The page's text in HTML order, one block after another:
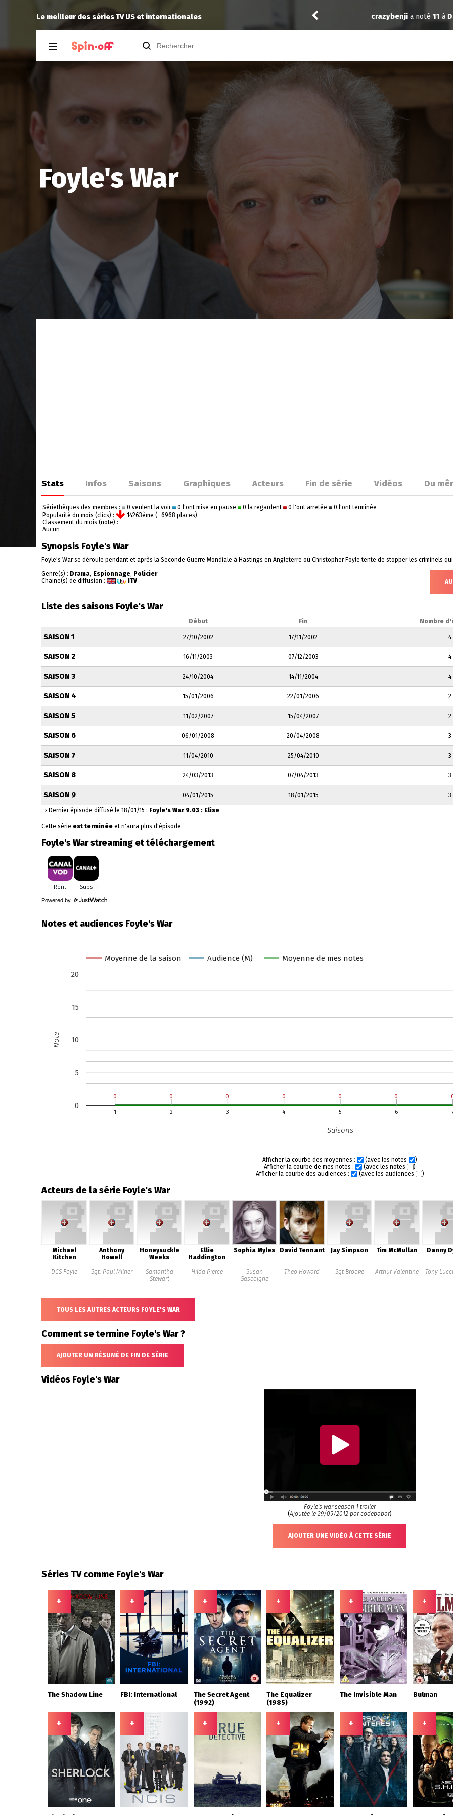
Le meilleur des séries TV US et internationales
Vic24a noté 13àThe Best Immigrant 1.02 crazybenjia noté11à
Foyle's War
Stats Infos Saisons Graphiques Acteurs Fin de série Vidéos Du
Sériethèques des membres : 0 veulent la voir 0 l'ont mise en pause 0 la regardent 0 l'ont arretée
0 l'ont terminée
Popularité du mois (clics) :
14263ème (- 6968 places)
Classement du mois (note) :
Aucun
Synopsis Foyle's War
Foyle's War se déroule pendant et après la Seconde Guerre Mondiale à Hastings en Angleterre où Christopher Foyle tente de stopper les criminels
Genre(s) : Drama, Espionnage, Policier
Chaine(s) de diffusion :
ITV
Liste des saisons Foyle's War
Début Fin Nombre
SAISON 1 27/10/2002 17/11/2002 4
SAISON 2 16/11/2003 07/12/2003 4
SAISON 3 24/10/2004 14/11/2004 4
SAISON 4 15/01/2006 22/01/2006 2
SAISON 5 11/02/2007 15/04/2007 2
SAISON 6 06/01/2008 20/04/2008 3
SAISON 7 11/04/2010 25/04/2010 3
SAISON 8 24/03/2013 07/04/2013 3
SAISON 9 04/01/2015 18/01/2015 3
› Dernier épisode diffusé le 18/01/15 : Foyle's War 9.03 : Elise
Cette série est terminée et n'aura plus d'épisode.
Foyle's War streaming et téléchargement
Powered by
Notes et audiences Foyle's War
Moyenne de la saison Audience (M) Moyenne de mes notes
1 2 3 4 5 6
0
5
10
15
20
0
0 0
0 0
0 0
0 0
0 0
0
Saisons
Note
Afficher la courbe des moyennes : (avec les notes
)
Afficher la courbe de mes notes :
(avec les notes
)
Afficher la courbe des audiences :
(avec les audiences )
Acteurs de la série Foyle's War
Michael
Kitchen
DCS Foyle
Anthony
Howell
Sgt. Paul Milner
Honeysuckle
Weeks
Samantha
Stewart
Ellie
Haddington
Hilda Pierce
Sophia Myles
Susan
Gascoigne
David Tennant
Theo Howard
Jay Simpson
Sgt Brooke
Tim McMullan
Arthur Valentine
Danny
Tony
TOUS LES AUTRES ACTEURS FOYLE'S WAR
Comment se termine Foyle's War ?
AJOUTER UN RÉSUMÉ DE FIN DE SÉRIE
Vidéos Foyle's War
Foyle's war season 1 trailer
(Ajoutée le 29/09/2012 par codebabar)
AJOUTER UNE VIDÉO À CETTE SÉRIE
Séries TV comme Foyle's War
+
The Shadow Line
+
FBI: International
+
The Secret Agent
(1992)
+
The Equalizer
(1985)
+
The Invisible Man
+
Bulman
+ + + + + +